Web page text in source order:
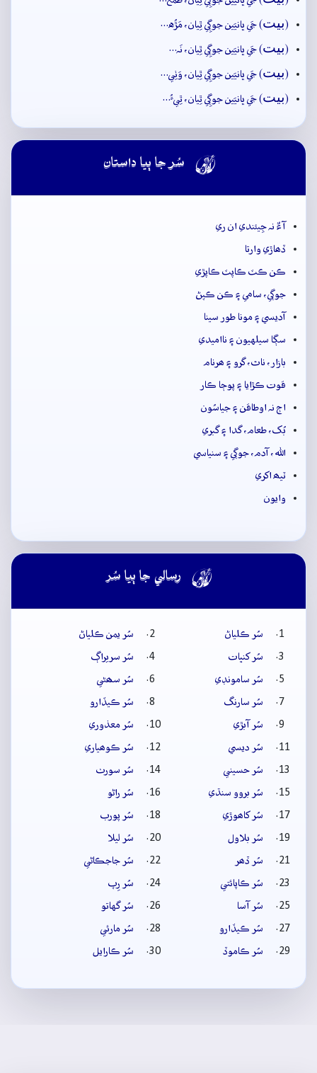
(بيت) جَي ڀانيَين جوڳِي ٿِيان، مَڙُه…
(بيت) جَي ڀانيَين جوڳِي ٿِيان، نَہ…
(بيت) جَي ڀانيَين جوڳِي ٿِيان، وَٺِي…
(بيت) جَي ڀانيَين جوڳِي ٿِيان، ٿِيءُ…
 سُر جا ٻيا داستان
آءٌ نہ جِيئندي ان ري
ڏھاڙي وارتا
ڪن ڪٽ ڪاپٽ ڪاپڙي
جوڳي، سامي ۽ ڪن ڪپڻ
آديسي ۽ مونا طور سينا
سڳا سيلهيون ۽ نااميدي
بازار، ناٿ، گرو ۽ ھرنام
قوت ڪڙايا ۽ پوڄا ڪار
اڄ نہ اوطاقن ۽ جياسُون
بُک، طعام، گدا ۽ گبري
الله، آدم، جوڳي ۽ سنياسي
ٽيھ اکري
وايون
 رسالي جا ٻيا سُر
سُر ڪلياڻ
سُر يمن ڪلياڻ
سُر کنڀات
سُر سريراڳ
سُر سامونڊي
سُر سھڻي
سُر سارنگ
سُر ڪيڏارو
سُر آبڙي
سُر معذوري
سُر ديسي
سُر ڪوھياري
سُر حسيني
سُر سورٺ
سُر بروو سنڌي
سُر راڻو
سُر کاھوڙي
سُر پورب
سُر بلاول
سُر ليلا
سُر ڏھر
سُر جاجڪاڻي
سُر ڪاپائتي
سُر رِپ
سُر آسا
سُر گهاتو
سُر ڪيڏارو
سُر مارئي
سُر ڪاموڏ
سُر ڪارايل